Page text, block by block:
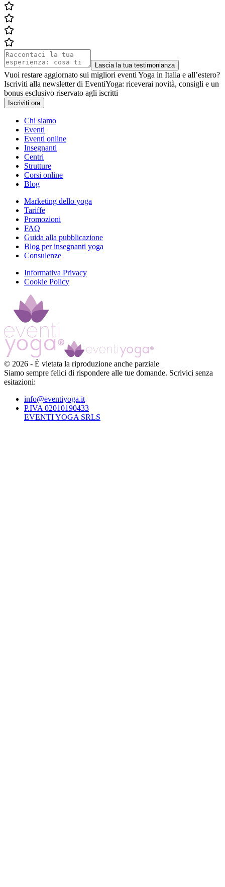
Lascia la tua testimonianza
Vuoi restare aggiornato sui migliori eventi Yoga in Italia e all’estero?
Iscriviti alla newsletter di EventiYoga: riceverai novità, consigli e un
bonus esclusivo riservato agli iscritti
Iscriviti ora
Chi siamo
Eventi
Eventi online
Insegnanti
Centri
Strutture
Corsi online
Blog
Marketing dello yoga
Tariffe
Promozioni
FAQ
Guida alla pubblicazione
Blog per insegnanti yoga
Consulenze
Informativa Privacy
Cookie Policy
© 2026 - È vietata la riproduzione anche parziale
Siamo sempre felici di rispondere alle tue domande. Scrivici senza
esitazioni:
info@eventiyoga.it
P.IVA 02010190433
EVENTI YOGA SRLS